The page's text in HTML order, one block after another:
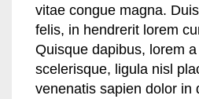
vitae congue magna.
felis, in hendrerit lorem
Quisque dapibus, lorem
scelerisque, ligula nisl
venenatis sapien dolor in